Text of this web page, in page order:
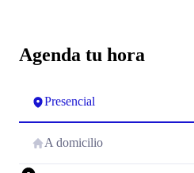
Agenda tu hora
Presencial
A domicilio